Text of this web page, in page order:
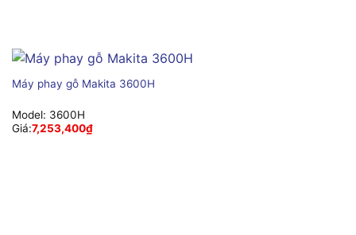
Máy phay gỗ Makita 3600H
Model: 3600H
Giá:7,253,400₫